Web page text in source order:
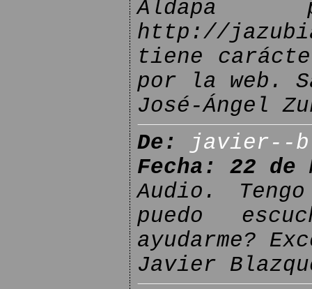
http://
tiene
por la web.
José-Ángel
De:
javier--
Fecha: 22 de
Audio.
puedo
ayudarme?
Javier